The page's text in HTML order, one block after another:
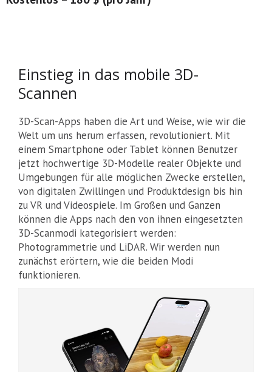
Einstieg in das mobile 3D-
Scannen
3D-Scan-Apps haben die Art und Weise, wie wir die
Welt um uns herum erfassen, revolutioniert. Mit
einem Smartphone oder Tablet können Benutzer
jetzt hochwertige 3D-Modelle realer Objekte und
Umgebungen für alle möglichen Zwecke erstellen,
von digitalen Zwillingen und Produktdesign bis hin
zu VR und Videospiele. Im Großen und Ganzen
können die Apps nach den von ihnen eingesetzten
3D-Scanmodi kategorisiert werden:
Photogrammetrie und LiDAR. Wir werden nun
zunächst erörtern, wie die beiden Modi
funktionieren.